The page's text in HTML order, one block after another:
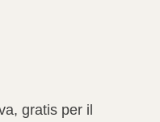
gratis per il